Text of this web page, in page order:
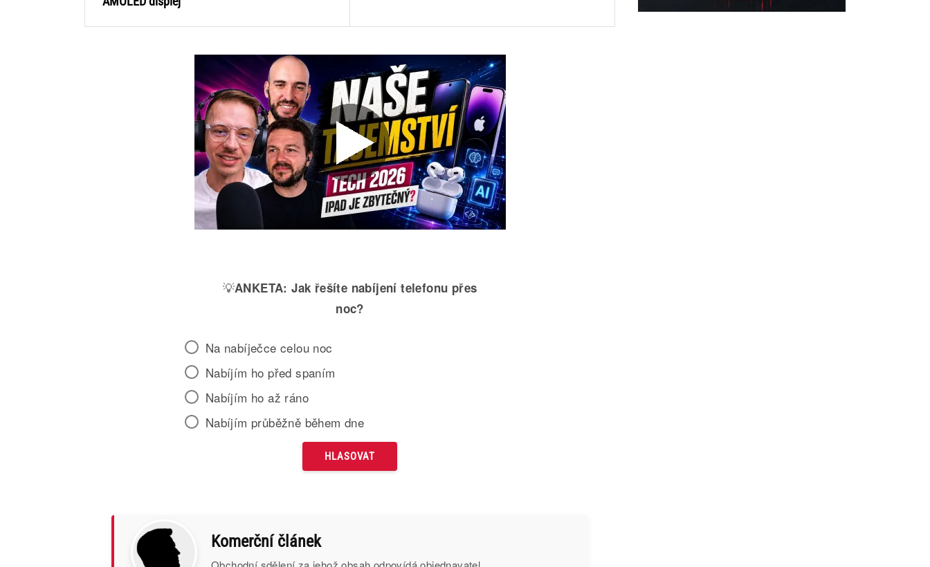
💡ANKETA: Jak řešíte nabíjení telefonu přes
noc?
Na nabíječce celou noc
Nabíjím ho před spaním
Nabíjím ho až ráno
Nabíjím průběžně během dne
Komerční článek